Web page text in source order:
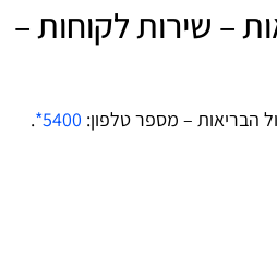
– שירות לקוחות –
הבריאות – מספר טלפון: 5400*
.